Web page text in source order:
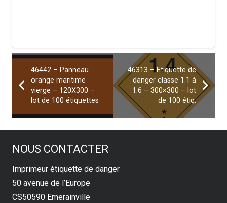
46442 – Panneau
orange maritime
vierge – 120X300 –
lot de 100 étiquettes
46313 – Etiquette de
danger classe 1.1 à
1.6 – 300×300 – lot
de 100 étiq.
NOUS CONTACTER
Imprimeur étiquette de danger
50 avenue de l’Europe
CS50590 Emerainville